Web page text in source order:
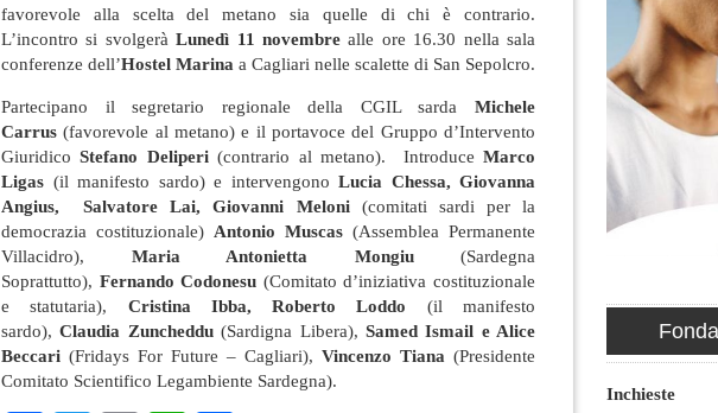
favorevole alla scelta del metano sia quelle di chi è contrario.
L’incontro si svolgeràLunedì 11 novembre alle ore 16.30 nella sala
conferenze dell’Hostel Marina a Cagliari nelle scalette di San Sepolcro.
Partecipano il segretario regionale della CGIL sarda Michele
Carrus (favorevole al metano) e il portavoce del Gruppo d’Intervento
GiuridicoStefano Deliperi(contrario al metano). Introduce Marco
Ligas (il manifesto sardo) e intervengono Lucia Chessa, Giovanna
Angius, Salvatore Lai, Giovanni Meloni(comitati sardi per la
democrazia costituzionale) Antonio Muscas (Assemblea Permanente
Villacidro), Maria Antonietta Mongiu (Sardegna
Soprattutto), Fernando Codonesu (Comitato d’iniziativa costituzionale
e statutaria), Cristina Ibba, Roberto Loddo (il manifesto
sardo),Claudia Zuncheddu(Sardigna Libera), Samed Ismail e Alice
Beccari (Fridays For Future – Cagliari), Vincenzo Tiana (Presidente
Comitato Scientifico Legambiente Sardegna).
Inchieste